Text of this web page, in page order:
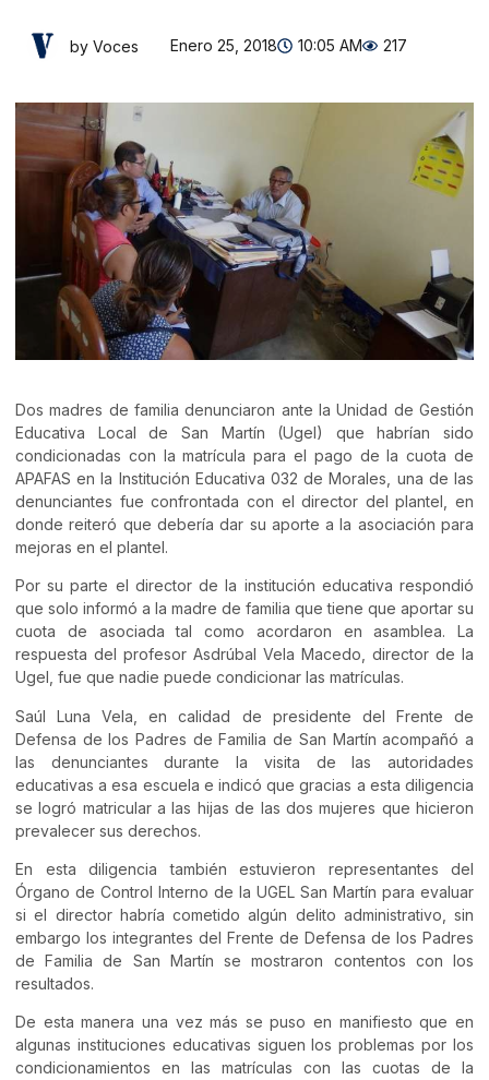
by Voces Enero 25, 2018 10:05 AM 217
Dos madres de familia denunciaron ante la Unidad de Gestión
Educativa Local de San Martín (Ugel) que habrían sido
condicionadas con la matrícula para el pago de la cuota de
APAFAS en la Institución Educativa 032 de Morales, una de las
denunciantes fue confrontada con el director del plantel, en
donde reiteró que debería dar su aporte a la asociación para
mejoras en el plantel.
Por su parte el director de la institución educativa respondió
que solo informó a la madre de familia que tiene que aportar su
cuota de asociada tal como acordaron en asamblea. La
respuesta del profesor Asdrúbal Vela Macedo, director de la
Ugel, fue que nadie puede condicionar las matrículas.
Saúl Luna Vela, en calidad de presidente del Frente de
Defensa de los Padres de Familia de San Martín acompañó a
las denunciantes durante la visita de las autoridades
educativas a esa escuela e indicó que gracias a esta diligencia
se logró matricular a las hijas de las dos mujeres que hicieron
prevalecer sus derechos.
En esta diligencia también estuvieron representantes del
Órgano de Control Interno de la UGEL San Martín para evaluar
si el director habría cometido algún delito administrativo, sin
embargo los integrantes del Frente de Defensa de los Padres
de Familia de San Martín se mostraron contentos con los
resultados.
De esta manera una vez más se puso en manifiesto que en
algunas instituciones educativas siguen los problemas por los
condicionamientos en las matrículas con las cuotas de la